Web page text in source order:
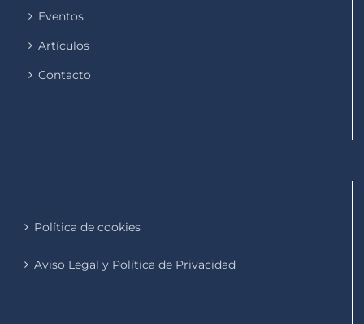
Eventos
Artículos
Contacto
Política de cookies
Aviso Legal y Política de Privacidad